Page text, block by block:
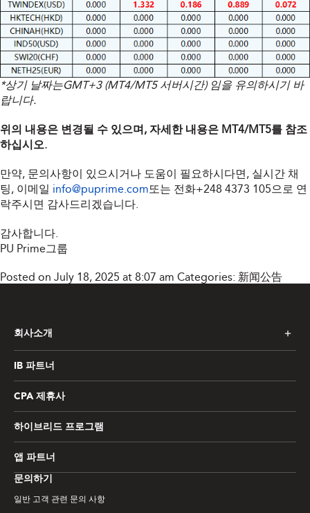
*상기 날짜는GMT+3 (MT4/MT5 서버시간) 임을 유의하시기 바
랍니다.
위의 내용은 변경될 수 있으며, 자세한 내용은 MT4/MT5를 참조
하십시오.
만약, 문의사항이 있으시거나 도움이 필요하시다면, 실시간 채
팅, 이메일 info@puprime.com또는 전화+248 4373 105으로 연
락주시면 감사드리겠습니다.
감사합니다.
PU Prime그룹
Posted on July 18, 2025 at 8:07 am Categories: 新闻公告
문의하기
일반 고객 관련 문의 사항
회사소개
IB 파트너
CPA 제휴사
하이브리드 프로그램
앱 파트너